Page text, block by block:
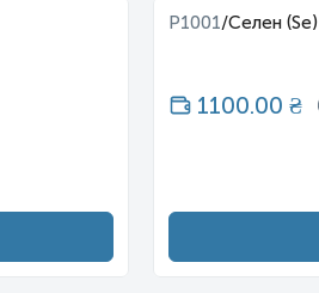
P1001/Селен (Se)
1100.00 ₴